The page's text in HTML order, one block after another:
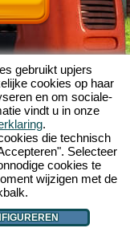
|De mogelijkheden
| Forum|Support|
|App Store|
beheren
gebruikt upjers
cookies op haar
en om sociale-
vindt u in onze
.
die technisch
Selecteer
cookies te
wijzigen met de